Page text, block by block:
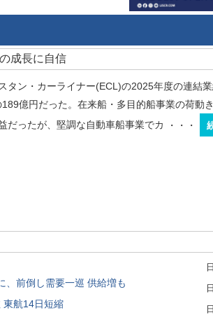
成長に自信
タン・カーライナー(ECL)の2025年度の連結
億円だった。在来船・多目的船事業の荷動
だったが、堅調な自動車船事業でカ
・・・
、前倒し需要一巡 供給増も
東航14日短縮